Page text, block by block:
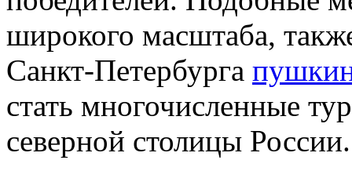
широкого масштаба,
Санкт-Петербурга
стать многочисленные
северной столицы России.